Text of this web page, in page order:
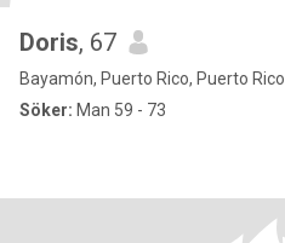
Doris, 67
Bayamón, Puerto Rico, Puerto Rico
Söker: Man 59 - 73